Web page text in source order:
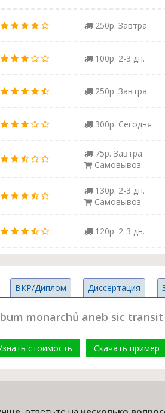
250р. Завтра
100р. 2-3 дн.
250р. Завтра
300р. Сегодня
75р. Завтра
Самовывоз
130р. 2-3 дн.
Самовывоз
120р. 2-3 дн.
ВКР/Диплом Диссертация
monarchů aneb sic
стоимость Скачать пример